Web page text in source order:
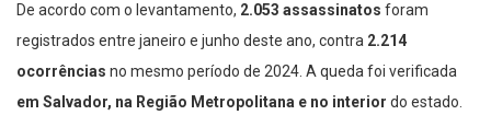
De acordo com o levantamento, 2.053 assassinatos foram
registrados entre janeiro e junho deste ano, contra 2.214
ocorrências no mesmo período de 2024. A queda foi verificada
em Salvador, na Região Metropolitana e no interior do estado.